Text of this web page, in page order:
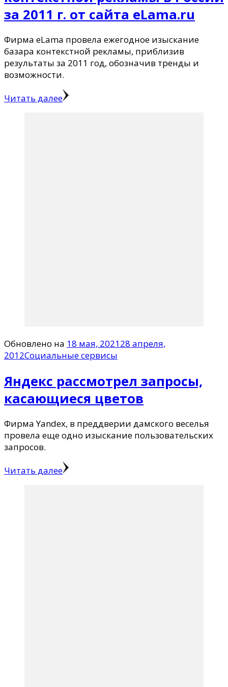
за 2011 г. от сайта eLama.ru
Фирма eLama провела ежегодное изыскание
базара контекстной рекламы, приблизив
результаты за 2011 год, обозначив тренды и
возможности.
Читать далее
Обновлено на 18 мая, 202128 апреля,
2012Социальные сервисы
Яндекс рассмотрел запросы,
касающиеся цветов
Фирма Yandex, в преддверии дамского веселья
провела еще одно изыскание пользовательских
запросов.
Читать далее